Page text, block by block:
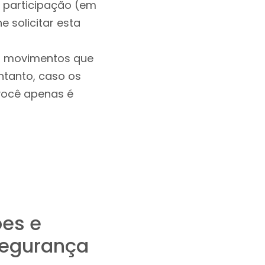
participação (em
solicitar esta
que
caso os
apenas é
e